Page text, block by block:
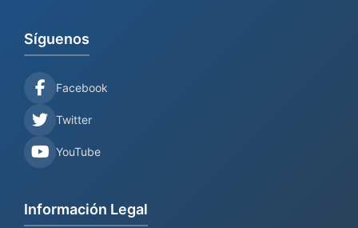
Síguenos
Facebook
Twitter
YouTube
Información Legal